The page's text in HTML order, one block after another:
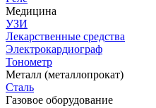
Медицина
УЗИ
Лекарственные средства
Электрокардиограф
Тонометр
Металл (металлопрокат)
Сталь
Газовое оборудование